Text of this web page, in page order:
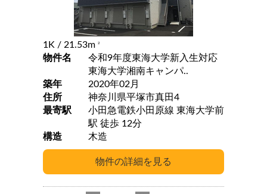
1K / 21.53m 2
物件名
令和9年度東海大学新入生対応
東海大学湘南キャンパ..
築年
2020年02月
住所
神奈川県平塚市真田4
最寄駅
小田急電鉄小田原線 東海大学前
駅 徒歩 12分
構造
木造